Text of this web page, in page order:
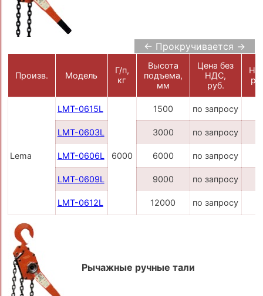
← Прокручивается →
Произв. Модель
Г/п,
кг
Высота
подъема,
мм
Цена без
НДС,
руб.
Lema
LMT-0615L
6000
1500 по запросу
LMT-0603L 3000 по запросу
LMT-0606L 6000 по запросу
LMT-0609L 9000 по запросу
LMT-0612L 12000 по запросу
Рычажные ручные тали